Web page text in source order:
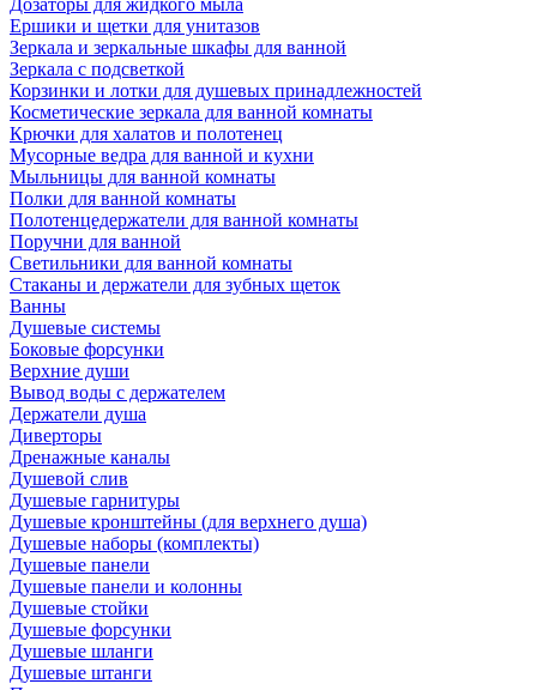
Дозаторы для жидкого мыла
Ершики и щетки для унитазов
Зеркала и зеркальные шкафы для ванной
Зеркала с подсветкой
Корзинки и лотки для душевых принадлежностей
Косметические зеркала для ванной комнаты
Крючки для халатов и полотенец
Мусорные ведра для ванной и кухни
Мыльницы для ванной комнаты
Полки для ванной комнаты
Полотенцедержатели для ванной комнаты
Поручни для ванной
Светильники для ванной комнаты
Стаканы и держатели для зубных щеток
Ванны
Душевые системы
Боковые форсунки
Верхние души
Вывод воды с держателем
Держатели душа
Диверторы
Дренажные каналы
Душевой слив
Душевые гарнитуры
Душевые кронштейны (для верхнего душа)
Душевые наборы (комплекты)
Душевые панели
Душевые панели и колонны
Душевые стойки
Душевые форсунки
Душевые шланги
Душевые штанги